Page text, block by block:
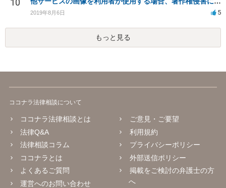
10
2019年8月6日 5
もっと見る
ココナラ法律相談について
ココナラ法律相談とは
法律Q&A
法律相談コラム
ココナラとは
よくあるご質問
運営へのお問い合わせ
ご意見・ご要望
利用規約
プライバシーポリシー
外部送信ポリシー
掲載をご検討の弁護士の方
へ